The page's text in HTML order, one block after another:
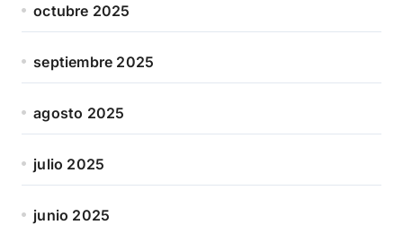
octubre 2025
septiembre 2025
agosto 2025
julio 2025
junio 2025